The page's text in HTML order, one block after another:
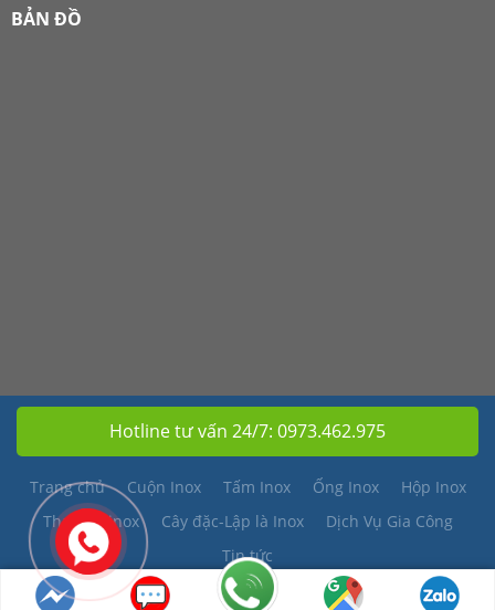
BẢN ĐỒ
Hotline tư vấn 24/7: 0973.462.975
Trang chủ Cuộn Inox Tấm Inox Ống Inox
Hộp Inox
Thanh V inox
Cây đặc-Lập là Inox
Dịch Vụ Gia Công
Tin tức